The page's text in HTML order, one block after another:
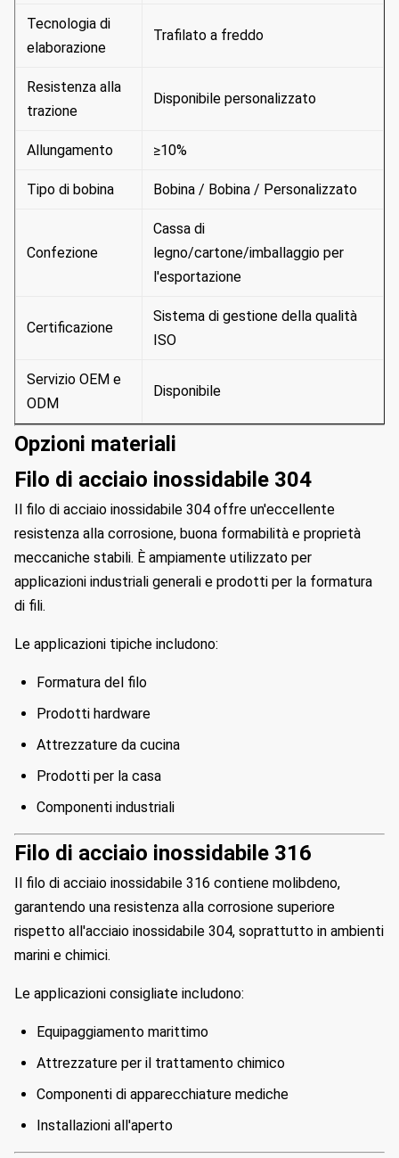
Tecnologia di
elaborazione
Trafilato a freddo
Resistenza alla
trazione
Disponibile personalizzato
Allungamento ≥10%
Tipo di bobina Bobina / Bobina / Personalizzato
Confezione
Cassa di
legno/cartone/imballaggio per
l'esportazione
Certificazione
Sistema di gestione della qualità
ISO
Servizio OEM e
ODM
Disponibile
Opzioni materiali
Filo di acciaio inossidabile 304
Il filo di acciaio inossidabile 304 offre un'eccellente
resistenza alla corrosione, buona formabilità e proprietà
meccaniche stabili. È ampiamente utilizzato per
applicazioni industriali generali e prodotti per la formatura
di fili.
Le applicazioni tipiche includono:
Formatura del filo
Prodotti hardware
Attrezzature da cucina
Prodotti per la casa
Componenti industriali
Filo di acciaio inossidabile 316
Il filo di acciaio inossidabile 316 contiene molibdeno,
garantendo una resistenza alla corrosione superiore
rispetto all'acciaio inossidabile 304, soprattutto in ambienti
marini e chimici.
Le applicazioni consigliate includono:
Equipaggiamento marittimo
Attrezzature per il trattamento chimico
Componenti di apparecchiature mediche
Installazioni all'aperto